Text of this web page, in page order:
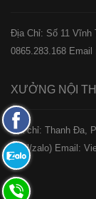
Địa Chỉ: Số 11 Vĩnh
0865.283.168 Email
XƯỞNG NỘI
️Địa chỉ: Thanh Đa,
(Call/zalo) Email:
Fanpage
Facebook
Zalo:
0865.283.168
Hotline: